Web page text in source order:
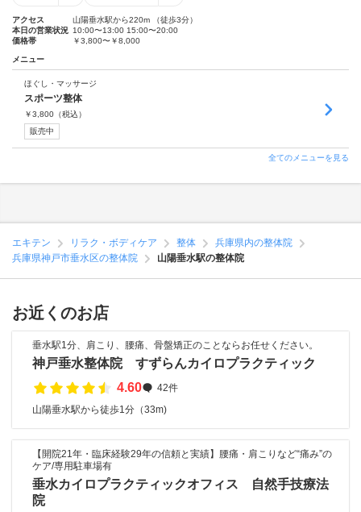
アクセス
山陽垂水駅から220m （徒歩3分）
本日の営業状況 10:00〜13:00 15:00〜20:00
価格帯
￥3,800〜￥8,000
メニュー
ほぐし・マッサージ
スポーツ整体
￥3,800 （税込）
販売中
全てのメニューを見る
エキテン リラク・ボディケア 整体
兵庫県内の整体院
兵庫県神戸市垂水区の整体院
山陽垂水駅の整体院
お近くのお店
垂水駅1分、肩こり、腰痛、骨盤矯正のことならお任せください。
神戸垂水整体院 すずらんカイロプラクティック
4.60
42件
山陽垂水駅から徒歩1分（33m)
【開院21年・臨床経験29年の信頼と実績】腰痛・肩こりなど“痛み”の
ケア/専用駐車場有
垂水カイロプラクティックオフィス 自然手技療法
院